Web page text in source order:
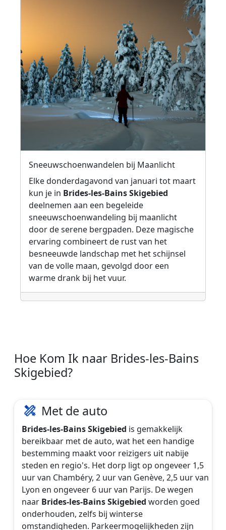
Sneeuwschoenwandelen bij Maanlicht
Elke donderdagavond van januari tot maart
kun je in Brides-les-Bains Skigebied
deelnemen aan een begeleide
sneeuwschoenwandeling bij maanlicht
door de serene bergpaden. Deze magische
ervaring combineert de rust van het
besneeuwde landschap met het schijnsel
van de volle maan, gevolgd door een
warme drank bij het vuur.
Hoe Kom Ik naar Brides-les-Bains
Skigebied?
Met de auto
Brides-les-Bains Skigebied is gemakkelijk
bereikbaar met de auto, wat het een handige
bestemming maakt voor reizigers uit nabije
steden en regio's. Het dorp ligt op ongeveer 1,5
uur van Chambéry, 2 uur van Genève, 2,5 uur van
Lyon en ongeveer 6 uur van Parijs. De wegen
naar Brides-les-Bains Skigebied worden goed
onderhouden, zelfs bij winterse
omstandigheden. Parkeermogelijkheden zijn